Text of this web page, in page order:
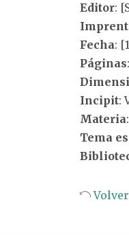
Editor:
Fecha:
Páginas
Incipit:
Materia
Tema
Volver